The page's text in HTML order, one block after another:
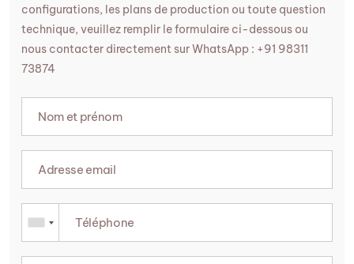
configurations, les plans de production ou toute question
technique, veuillez remplir le formulaire ci-dessous ou
nous contacter directement sur WhatsApp : +91 98311
73874